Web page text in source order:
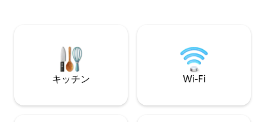
せん。 シンプルで洗練されたデザイン。
コンパクトながら必要なものは全て揃っ
ているので快適にお過ごしいただけま
す。 今まで最も少ない方で2人、最も多い
す。 お部屋は広々とした2LDKで、玄関か
Double size bed ×1 Semi
double size bed×1 Living Room : Single
size convertible sofa×2
max for 8 people stay. なんば
阪駅 地下鉄で２
キッチン Wi-Fi